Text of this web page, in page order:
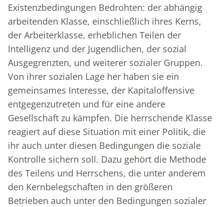
Existenzbedingungen Bedrohten: der abhängig
arbeitenden Klasse, einschließlich ihres Kerns,
der Arbeiterklasse, erheblichen Teilen der
Intelligenz und der Jugendlichen, der sozial
Ausgegrenzten, und weiterer sozialer Gruppen.
Von ihrer sozialen Lage her haben sie ein
gemeinsames Interesse, der Kapitaloffensive
entgegenzutreten und für eine andere
Gesellschaft zu kämpfen. Die herrschende Klasse
reagiert auf diese Situation mit einer Politik, die
ihr auch unter diesen Bedingungen die soziale
Kontrolle sichern soll. Dazu gehört die Methode
des Teilens und Herrschens, die unter anderem
den Kernbelegschaften in den größeren
Betrieben auch unter den Bedingungen sozialer